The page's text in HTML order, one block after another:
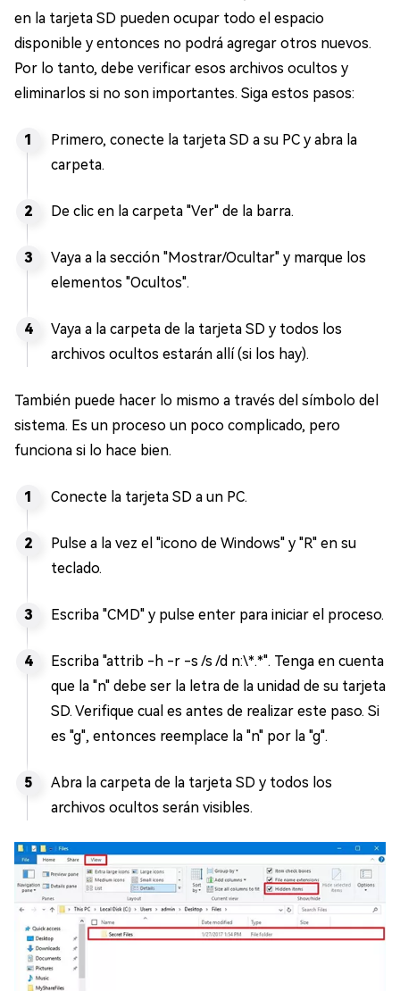
en la tarjeta SD pueden ocupar todo el espacio
disponible y entonces no podrá agregar otros nuevos.
Por lo tanto, debe verificar esos archivos ocultos y
eliminarlos si no son importantes. Siga estos pasos:
Primero, conecte la tarjeta SD a su PC y abra la
carpeta.
De clic en la carpeta "Ver" de la barra.
Vaya a la sección "Mostrar/Ocultar" y marque los
elementos "Ocultos".
Vaya a la carpeta de la tarjeta SD y todos los
archivos ocultos estarán allí (si los hay).
También puede hacer lo mismo a través del símbolo del
sistema. Es un proceso un poco complicado, pero
funciona si lo hace bien.
Conecte la tarjeta SD a un PC.
Pulse a la vez el "icono de Windows" y "R" en su
teclado.
Escriba "CMD" y pulse enter para iniciar el proceso.
Escriba "attrib -h -r -s /s /d n:\*.*". Tenga en cuenta
que la "n" debe ser la letra de la unidad de su tarjeta
SD. Verifique cual es antes de realizar este paso. Si
es "g", entonces reemplace la "n" por la "g".
Abra la carpeta de la tarjeta SD y todos los
archivos ocultos serán visibles.